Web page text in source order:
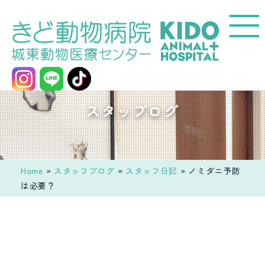
へ
ス
キ
ッ
プ
城
東
動
物
医
セ
スタッブログ
Home » スタッフブログ » スタッフ日記 » ノミダニ予防
は必要？